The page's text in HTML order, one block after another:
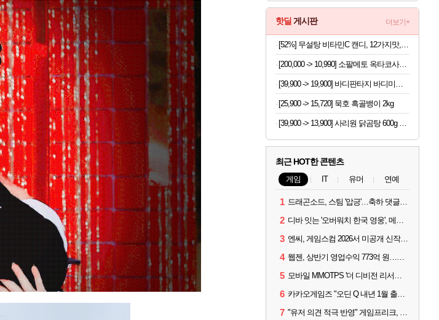
핫딜 게시판 더보기+
[200,000 -> 10,990] 소팔메토 옥타코사놀 포맨 x 2박스
[25,900 -> 15,720] 묵호 흑골뱅이 2kg
[39,900 -> 13,900] 사리원 닭곰탕 600g x 4팩
최근 HOT한 콘텐츠
게임 IT 유머 연예
1 드래곤소드, 스팀 '압긍'…축하 댓글 달고 게임 코드 받자!
2 디바 잇는 '오버워치 한국 영웅', 메카 파일럿 디몬 나온다
3 엔씨, 게임스컴 2026서 미공개 신작 최초 공개
4 웹젠, 상반기 영업수익 773억 원…순이익 89% 증가
5 모바일 MMOTPS '더 디비전 리서전스', 6일 스팀에도 출시
6 카카오게임즈 "오딘 Q 내년 1월 출시, 연기는 없다"
7 "유저 의견 적극 반영" 게임프리크, 비스트 오브 리인카네이션 개선 나선다